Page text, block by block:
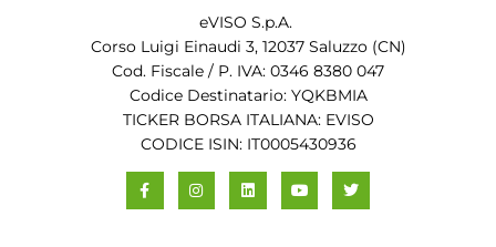
eVISO S.p.A.
Corso Luigi Einaudi 3, 12037 Saluzzo (CN)
Cod. Fiscale / P. IVA: 0346 8380 047
Codice Destinatario: YQKBMIA
TICKER BORSA ITALIANA: EVISO
CODICE ISIN: IT0005430936